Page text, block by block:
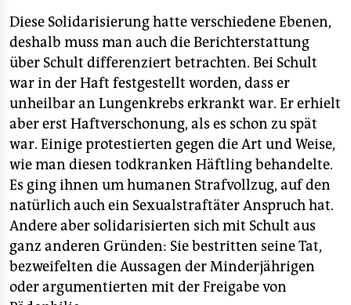
Diese Solidarisierung hatte verschiedene Ebenen,
deshalb muss man auch die Berichterstattung
über Schult differenziert betrachten. Bei Schult
war in der Haft festgestellt worden, dass er
unheilbar an Lungenkrebs erkrankt war. Er erhielt
aber erst Haftverschonung, als es schon zu spät
war. Einige protestierten gegen die Art und Weise,
wie man diesen todkranken Häftling behandelte.
Es ging ihnen um humanen Strafvollzug, auf den
natürlich auch ein Sexualstraftäter Anspruch hat.
Andere aber solidarisierten sich mit Schult aus
ganz anderen Gründen: Sie bestritten seine Tat,
bezweifelten die Aussagen der Minderjährigen
oder argumentierten mit der Freigabe von